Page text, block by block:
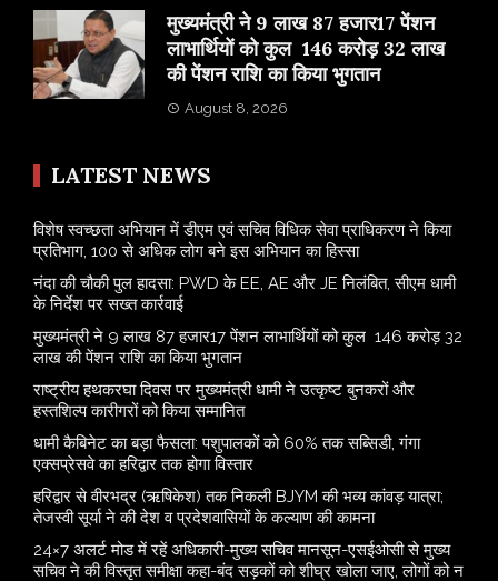
मुख्यमंत्री ने 9 लाख 87 हजार17 पेंशन
लाभार्थियों को कुल 146 करोड़ 32 लाख
की पेंशन राशि का किया भुगतान
August 8, 2026
LATEST NEWS
विशेष स्वच्छता अभियान में डीएम एवं सचिव विधिक सेवा प्राधिकरण ने किया
प्रतिभाग, 100 से अधिक लोग बने इस अभियान का हिस्सा
नंदा की चौकी पुल हादसा: PWD के EE, AE और JE निलंबित, सीएम धामी
के निर्देश पर सख्त कार्रवाई
मुख्यमंत्री ने 9 लाख 87 हजार17 पेंशन लाभार्थियों को कुल 146 करोड़ 32
लाख की पेंशन राशि का किया भुगतान
राष्ट्रीय हथकरघा दिवस पर मुख्यमंत्री धामी ने उत्कृष्ट बुनकरों और
हस्तशिल्प कारीगरों को किया सम्मानित
​धामी कैबिनेट का बड़ा फैसला: पशुपालकों को 60% तक सब्सिडी, गंगा
एक्सप्रेसवे का हरिद्वार तक होगा विस्तार
​हरिद्वार से वीरभद्र (ऋषिकेश) तक निकली BJYM की भव्य कांवड़ यात्रा;
तेजस्वी सूर्या ने की देश व प्रदेशवासियों के कल्याण की कामना
24×7 अलर्ट मोड में रहें अधिकारी-मुख्य सचिव मानसून-एसईओसी से मुख्य
सचिव ने की विस्तृत समीक्षा कहा-बंद सड़कों को शीघ्र खोला जाए, लोगों को न